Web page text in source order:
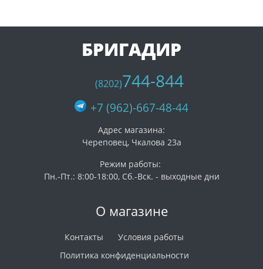
О магазине
Контакты
Условия работы
Политика конфиденциальности
БРИГАДИР
(8202)744-844
+7 (962)-667-48-44
Адрес магазина:
Череповец, Чкалова 23а
Режим работы:
Пн.-Пт.: 8:00-18:00, Сб.-Вск. - выходные дни